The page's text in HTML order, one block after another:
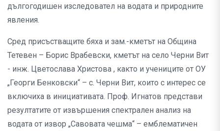
дългогодишен изследовател на водата и природните
явления.
Сред присъстващите бяха и зам.-кметът на Община
Тетевен – Борис Врабевски, кметът на село Черни Вит
- инж. Цветослава Христова , както и учениците от ОУ
„Георги Бенковски“ – с. Черни Вит, които с интерес се
включиха в инициативата. Проф. Игнатов представи
резултатите от извършения спектрален анализ на
водата от извор „Савовата чешма“ – емблематичен